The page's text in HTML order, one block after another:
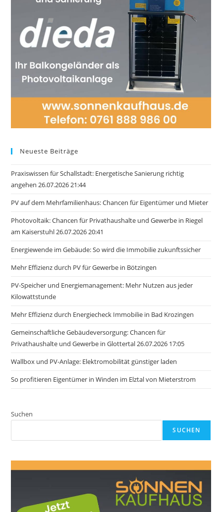
Neueste Beiträge
Praxiswissen für Schallstadt: Energetische Sanierung richtig
angehen 26.07.2026 21:44
PV auf dem Mehrfamilienhaus: Chancen für Eigentümer und Mieter
Photovoltaik: Chancen für Privathaushalte und Gewerbe in Riegel
am Kaiserstuhl 26.07.2026 20:41
Energiewende im Gebäude: So wird die Immobilie zukunftssicher
Mehr Effizienz durch PV für Gewerbe in Bötzingen
PV-Speicher und Energiemanagement: Mehr Nutzen aus jeder
Kilowattstunde
Mehr Effizienz durch Energiecheck Immobilie in Bad Krozingen
Gemeinschaftliche Gebäudeversorgung: Chancen für
Privathaushalte und Gewerbe in Glottertal 26.07.2026 17:05
Wallbox und PV-Anlage: Elektromobilität günstiger laden
So profitieren Eigentümer in Winden im Elztal von Mieterstrom
Suchen
SUCHEN